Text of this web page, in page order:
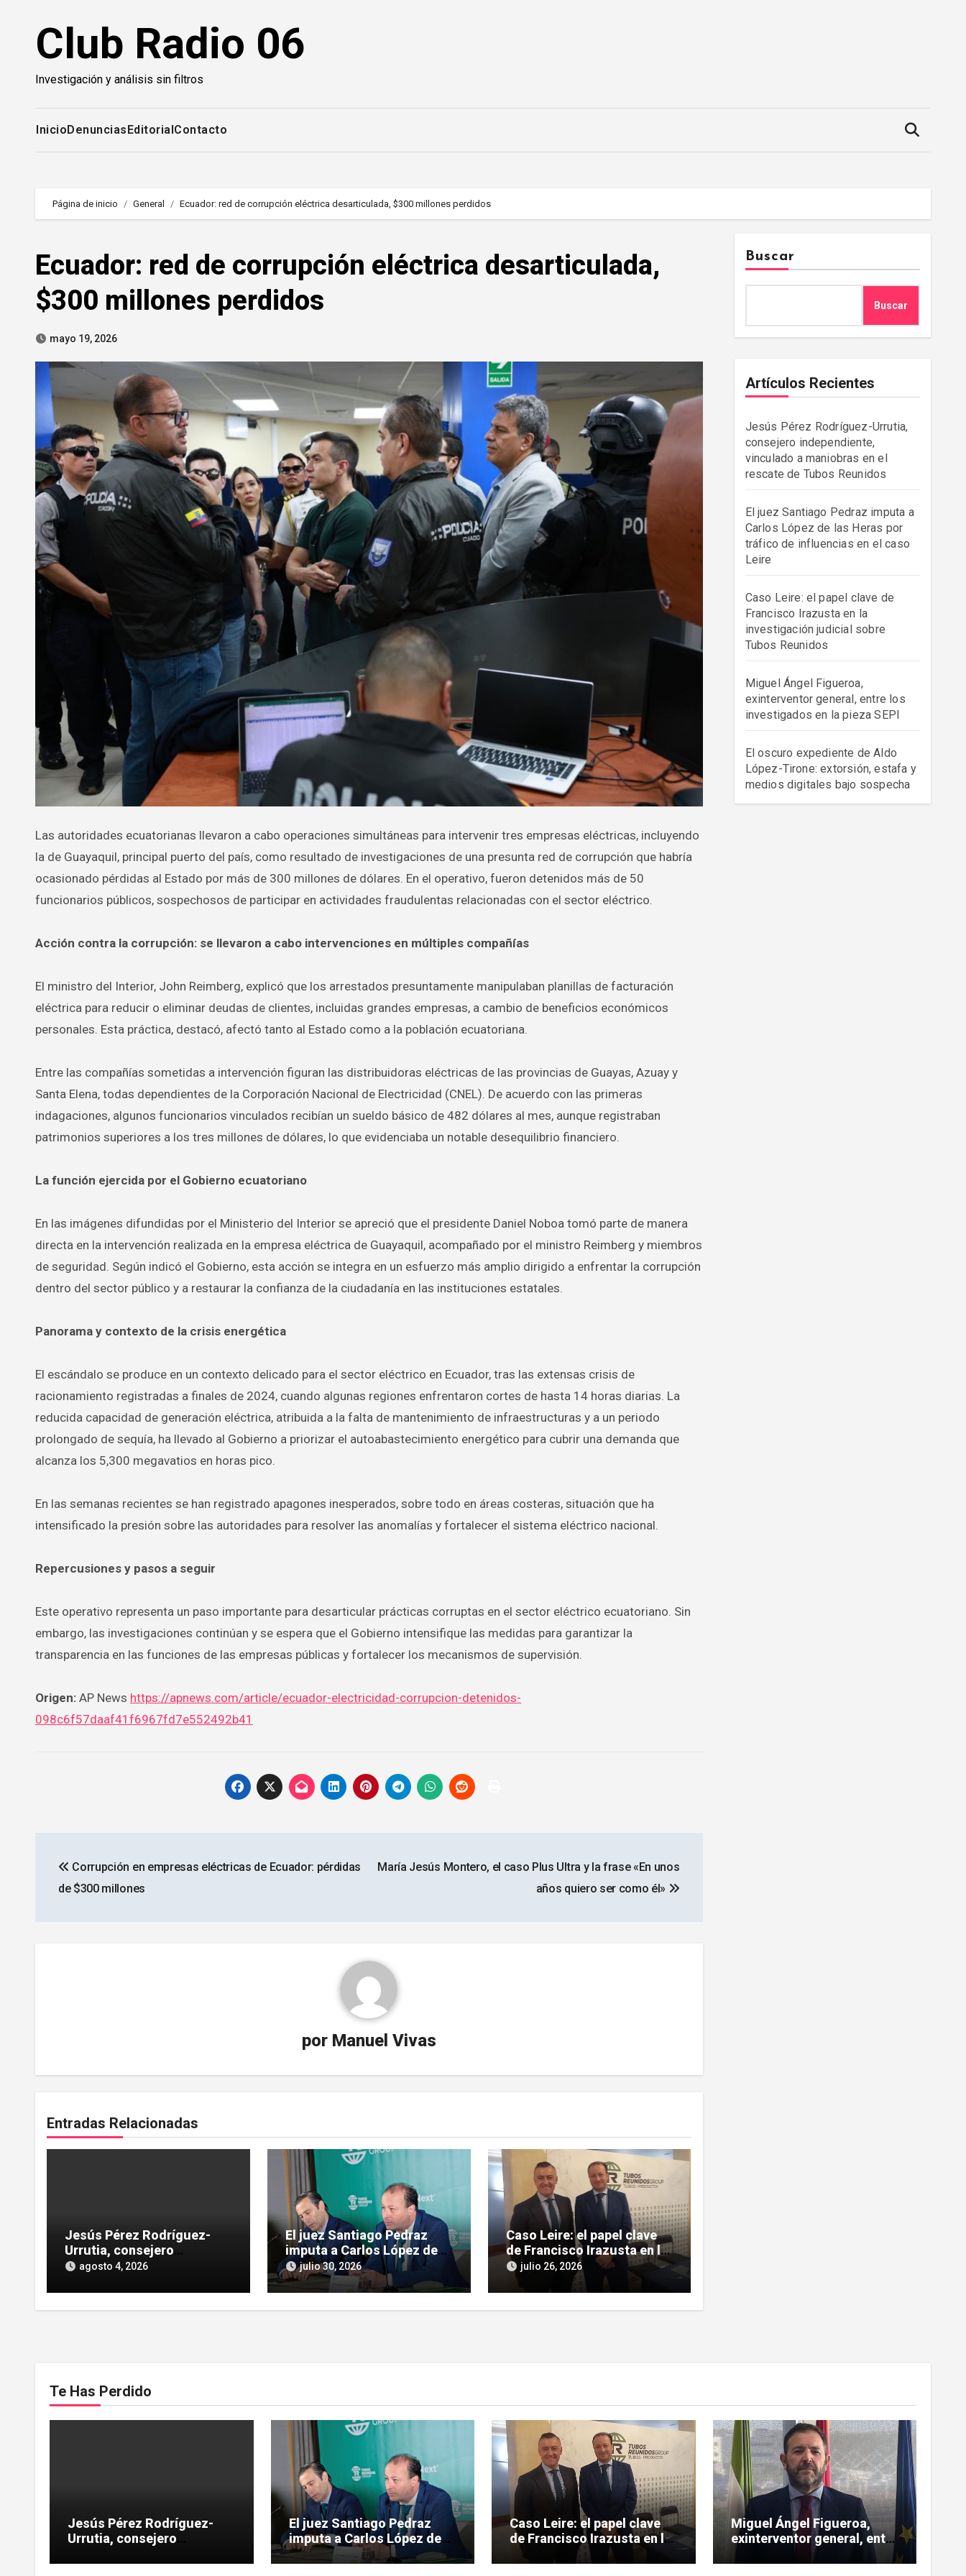
contenidoClub Radio 06
Investigación y análisis sin filtros
InicioDenunciasEditorialContacto
Página de inicio General Ecuador: red de corrupción eléctrica desarticulada, $300 millones perdidos
Ecuador: red de corrupción eléctrica desarticulada,
$300 millones perdidos
mayo 19, 2026
Las autoridades ecuatorianas llevaron a cabo operaciones simultáneas para intervenir tres empresas eléctricas, incluyendo
la de Guayaquil, principal puerto del país, como resultado de investigaciones de una presunta red de corrupción que habría
ocasionado pérdidas al Estado por más de 300 millones de dólares. En el operativo, fueron detenidos más de 50
funcionarios públicos, sospechosos de participar en actividades fraudulentas relacionadas con el sector eléctrico.
Acción contra la corrupción: se llevaron a cabo intervenciones en múltiples compañías
El ministro del Interior, John Reimberg, explicó que los arrestados presuntamente manipulaban planillas de facturación
eléctrica para reducir o eliminar deudas de clientes, incluidas grandes empresas, a cambio de beneficios económicos
personales. Esta práctica, destacó, afectó tanto al Estado como a la población ecuatoriana.
Entre las compañías sometidas a intervención figuran las distribuidoras eléctricas de las provincias de Guayas, Azuay y
Santa Elena, todas dependientes de la Corporación Nacional de Electricidad (CNEL). De acuerdo con las primeras
indagaciones, algunos funcionarios vinculados recibían un sueldo básico de 482 dólares al mes, aunque registraban
patrimonios superiores a los tres millones de dólares, lo que evidenciaba un notable desequilibrio financiero.
La función ejercida por el Gobierno ecuatoriano
En las imágenes difundidas por el Ministerio del Interior se apreció que el presidente Daniel Noboa tomó parte de manera
directa en la intervención realizada en la empresa eléctrica de Guayaquil, acompañado por el ministro Reimberg y miembros
de seguridad. Según indicó el Gobierno, esta acción se integra en un esfuerzo más amplio dirigido a enfrentar la corrupción
dentro del sector público y a restaurar la confianza de la ciudadanía en las instituciones estatales.
Panorama y contexto de la crisis energética
El escándalo se produce en un contexto delicado para el sector eléctrico en Ecuador, tras las extensas crisis de
racionamiento registradas a finales de 2024, cuando algunas regiones enfrentaron cortes de hasta 14 horas diarias. La
reducida capacidad de generación eléctrica, atribuida a la falta de mantenimiento de infraestructuras y a un periodo
prolongado de sequía, ha llevado al Gobierno a priorizar el autoabastecimiento energético para cubrir una demanda que
alcanza los 5,300 megavatios en horas pico.
En las semanas recientes se han registrado apagones inesperados, sobre todo en áreas costeras, situación que ha
intensificado la presión sobre las autoridades para resolver las anomalías y fortalecer el sistema eléctrico nacional.
Repercusiones y pasos a seguir
Este operativo representa un paso importante para desarticular prácticas corruptas en el sector eléctrico ecuatoriano. Sin
embargo, las investigaciones continúan y se espera que el Gobierno intensifique las medidas para garantizar la
transparencia en las funciones de las empresas públicas y fortalecer los mecanismos de supervisión.
Origen: AP News https://apnews.com/article/ecuador-electricidad-corrupcion-detenidos-
098c6f57daaf41f6967fd7e552492b41
de
Corrupción en empresas eléctricas de Ecuador: pérdidas
de $300 millones
María Jesús Montero, el caso Plus Ultra y la frase «En unos
años quiero ser como él»
por Manuel Vivas
Entradas Relacionadas
Jesús Pérez Rodríguez-
Urrutia, consejero
independiente, vinculado a
Tubos Reunidos
agosto 4, 2026
El juez Santiago Pedraz
imputa a Carlos López de
las Heras por tráfico de
influencias en el caso Leire
julio 30, 2026
Caso Leire: el papel clave
de Francisco Irazusta en la
investigación judicial sobre
Tubos Reunidos
julio 26, 2026
Buscar
Buscar
Artículos Recientes
Jesús Pérez Rodríguez-Urrutia,
consejero independiente,
vinculado a maniobras en el
rescate de Tubos Reunidos
El juez Santiago Pedraz imputa a
Carlos López de las Heras por
tráfico de influencias en el caso
Leire
Caso Leire: el papel clave de
Francisco Irazusta en la
investigación judicial sobre
Tubos Reunidos
Miguel Ángel Figueroa,
exinterventor general, entre los
investigados en la pieza SEPI
El oscuro expediente de Aldo
López-Tirone: extorsión, estafa y
medios digitales bajo sospecha
Te Has Perdido
Jesús Pérez Rodríguez-
Urrutia, consejero
maniobras en el rescate de
El juez Santiago Pedraz
imputa a Carlos López de
las Heras por tráfico de
influencias en el caso Leire
Caso Leire: el papel clave
de Francisco Irazusta en la
investigación judicial sobre
Tubos Reunidos
Miguel Ángel Figueroa,
exinterventor general, entre
los investigados en la pieza
SEPI